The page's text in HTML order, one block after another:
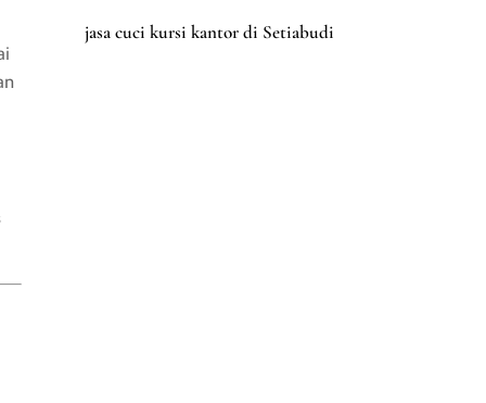
jasa cuci kursi kantor di Setiabudi